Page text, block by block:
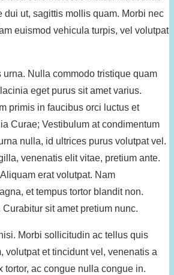
dui ut, sagittis mollis quam. Morbi nec
euismod vehicula turpis, vel volutpat
urna. Nulla commodo tristique quam
eget purus sit amet varius.
primis in faucibus orci luctus et
Curae; Vestibulum at condimentum
nulla, id ultrices purus volutpat vel.
venenatis elit vitae, pretium ante.
erat volutpat. Nam
et tempus tortor blandit non.
sit amet pretium nunc.
Morbi sollicitudin ac tellus quis
volutpat et tincidunt vel, venenatis a
tortor, ac congue nulla congue in.